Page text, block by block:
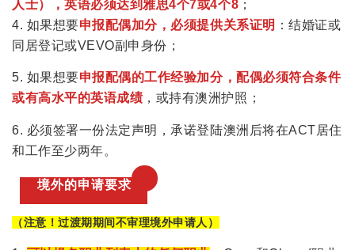
人士），英语必须达到雅思4个7或4个8 ；
4. 如果想要申报配偶加分，必须提供关系证明 ：结婚证或
同居登记或VEVO副申身份；
5. 如果想要申报配偶的工作经验加分，配偶必须符合条件
或有高水平的英语成绩，或持有澳洲护照；
6. 必须签署一份法定声明，承诺登陆澳洲后将在ACT居住
和工作至少两年。
境外的申请要求
（注意！过渡期期间不审理境外申请人）